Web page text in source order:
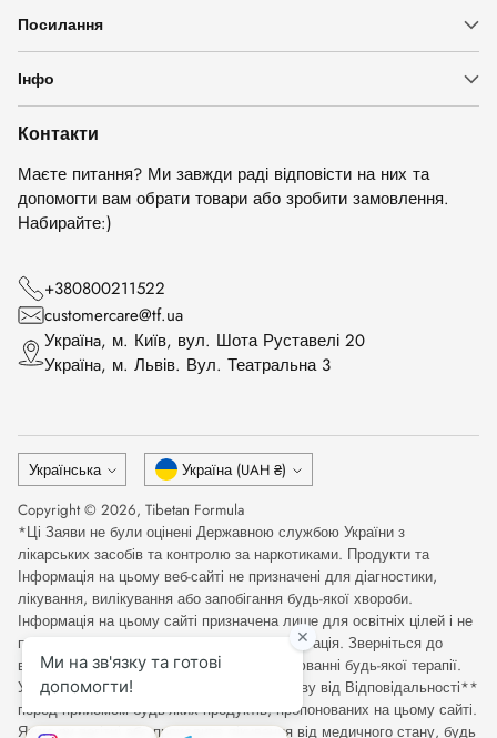
Посилання
Інфо
Контакти
Маєте питання? Ми завжди раді відповісти на них та
допомогти вам обрати товари або зробити замовлення.
Набирайте:)
+380800211522
customercare@tf.ua
Українa, м. Київ, вул. Шота Руставелі 20
Українa, м. Львів. Вул. Театральна 3
Мова
Українська Валюта
Україна (UAH ₴)
Copyright © 2026, Tibetan Formula
*Ці Заяви не були оцінені Державною службою України з
лікарських засобів та контролю за наркотиками. Продукти та
Інформація на цьому веб-сайті не призначені для діагностики,
лікування, вилікування або запобігання будь-якої хвороби.
Інформація на цьому сайті призначена лише для освітніх цілей і не
повинна розглядатися як медична консультація. Зверніться до
відповідного медичного фахівця при оцінюванні будь-якої терапії.
Уважно прочитайте Повну Медичну Відмову від Відповідальності**
перед прийомом будь-яких продуктів, пропонованих на цьому сайті.
Якщо ви вагітні або проходите лікування від медичного стану, будь